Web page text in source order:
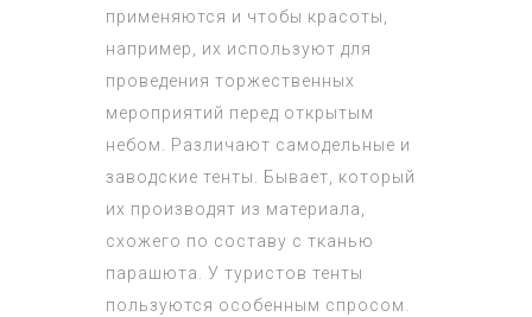
применяются и чтобы красоты,
например, их используют для
проведения торжественных
мероприятий перед открытым
небом. Различают самодельные и
заводские тенты. Бывает, который
их производят из материала,
схожего по составу с тканью
парашюта. У туристов тенты
пользуются особенным спросом.